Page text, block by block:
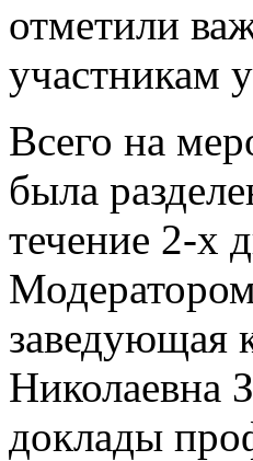
отметили
участникам
Всего на
была
течение 2-х
заведующая
Николаевна
доклады